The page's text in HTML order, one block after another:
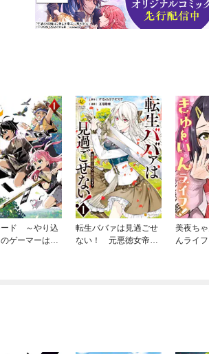
ード ～やり込
ゲーマーは廃
転生ババァは見過ごせ
ない！ 元悪徳女帝の
美夜ち
んライフ